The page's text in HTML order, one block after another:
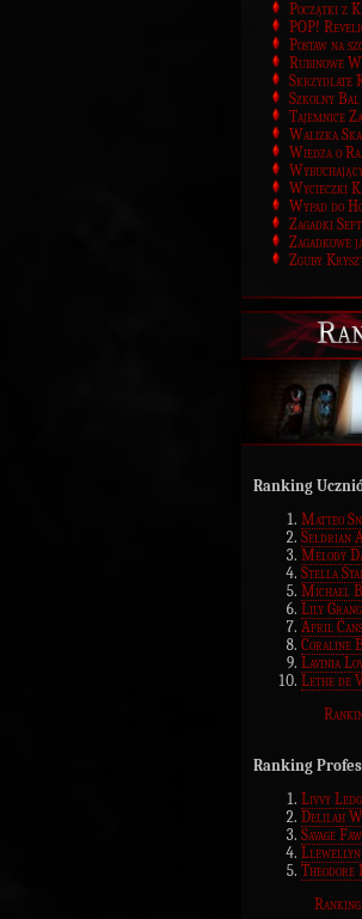
Początki z
POP!
Postaw na
Rubinowe
Skrzydlate
Szkolny Bal
Tajemnice
Walizka
Wiedza o
Wycieczki
Wypad do
Zagadki
Zagadkowe
Zguby
Ranking
Matteo
Seldrian
Melody
Stella
Michael
Lily
April
Coraline
Lavinia
Lethe de
Ranking
Livvy
Delilah
Savage
Llewellyn
Theodore